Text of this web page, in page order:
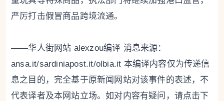
严厉打击假冒商品跨境流通。
——华人街网站 alexzou编译 消息来源：
ansa.it/sardiniapost.it/olbia.it 本编译内容仅为传递信
息之目的，完全基于原新闻网站对该事件的表述，不
代表译者及本网站立场。如对内容有疑问，请点击下